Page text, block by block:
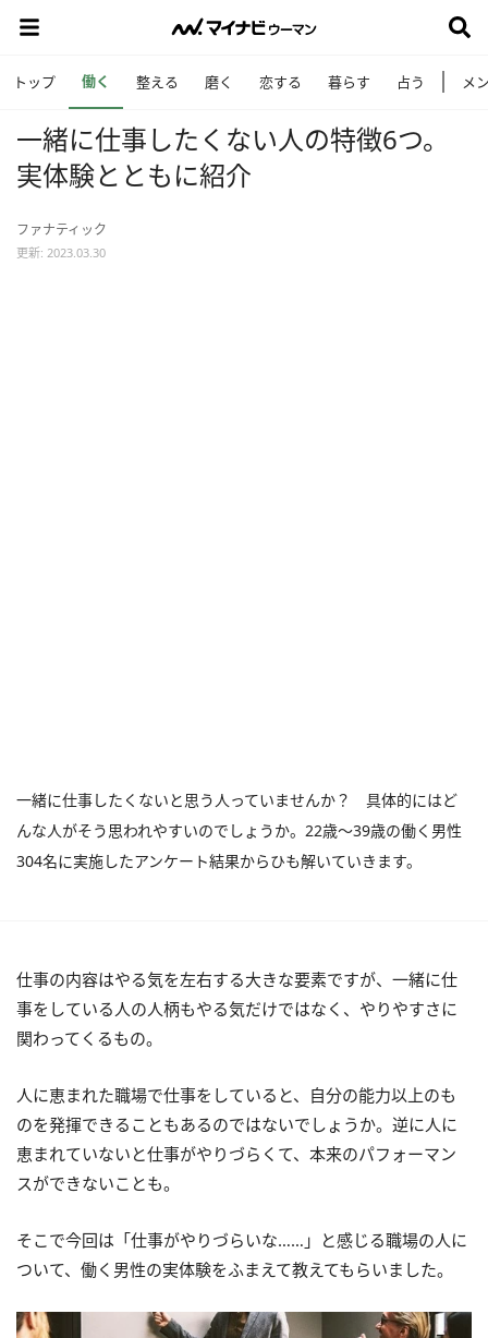
トップ 働く 整える 磨く 恋する 暮らす 占う メ
一緒に仕事したくない人の特徴6つ。
実体験とともに紹介
ファナティック
更新: 2023.03.30
一緒に仕事したくないと思う人っていませんか？ 具体的にはど
んな人がそう思われやすいのでしょうか。22歳～39歳の働く男性
304名に実施したアンケート結果からひも解いていきます。
仕事の内容はやる気を左右する大きな要素ですが、一緒に仕
事をしている人の人柄もやる気だけではなく、やりやすさに
関わってくるもの。
人に恵まれた職場で仕事をしていると、自分の能力以上のも
のを発揮できることもあるのではないでしょうか。逆に人に
恵まれていないと仕事がやりづらくて、本来のパフォーマン
スができないことも。
そこで今回は「仕事がやりづらいな……」と感じる職場の人に
ついて、働く男性の実体験をふまえて教えてもらいました。